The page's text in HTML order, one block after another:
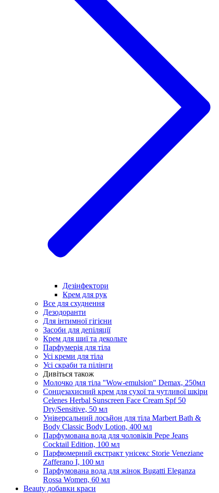
Дезінфектори
Крем для рук
Все для схуднення
Дезодоранти
Для інтимної гігієни
Засоби для депіляції
Крем для шиї та декольте
Парфумерія для тіла
Усі креми для тіла
Усі скраби та пілінги
Дивіться також
Молочко для тіла "Wow-emulsion" Demax, 250мл
Сонцезахисний крем для сухої та чутливої шкіри
Celenes Herbal Sunscreen Face Cream Spf 50
Dry/Sensitive, 50 мл
Універсальний лосьйон для тіла Marbert Bath &
Body Classic Body Lotion, 400 мл
Парфумована вода для чоловіків Pepe Jeans
Cocktail Edition, 100 мл
Парфюмерний екстракт унісекс Storie Veneziane
Zafferano I, 100 мл
Парфумована вода для жінок Bugatti Eleganza
Rossa Women, 60 мл
Beauty добавки краси